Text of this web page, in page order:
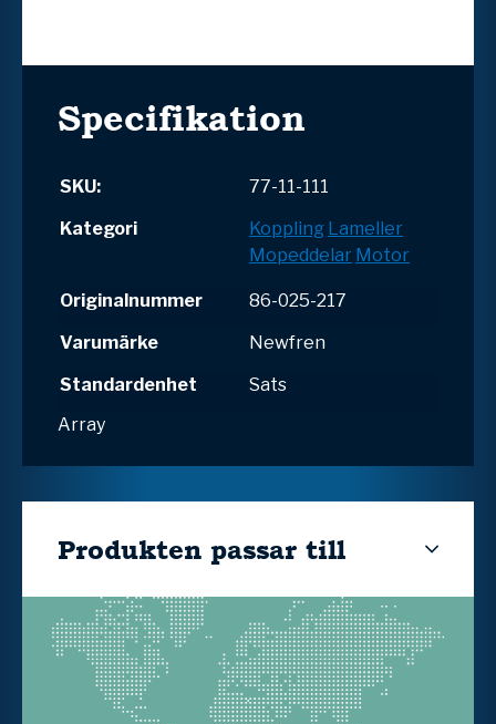
Specifikation
SKU:
77-11-111
Kategori
Koppling Lameller
Mopeddelar Motor
Originalnummer
86-025-217
Varumärke
Newfren
Standardenhet
Sats
Array
Produkten passar till